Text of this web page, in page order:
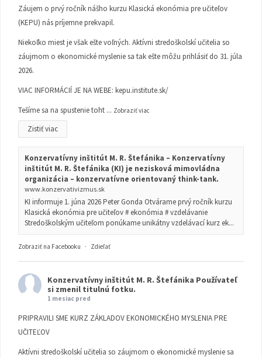
Záujem o prvý ročník nášho kurzu Klasická ekonómia pre učiteľov
(KEPU) nás príjemne prekvapil.
Niekoľko miest je však ešte voľných. Aktívni stredoškolskí učitelia so
záujmom o ekonomické myslenie sa tak ešte môžu prihlásiť do 31. júla
2026.
VIAC INFORMÁCIÍ JE NA WEBE: kepu.institute.sk/
Tešíme sa na spustenie toht ... Zobraziť viac
Zistiť viac
Konzervatívny inštitút M. R. Štefánika – Konzervatívny
inštitút M. R. Štefánika (KI) je nezisková mimovládna
organizácia – konzervatívne orientovaný think-tank.
www.konzervativizmus.sk
KI informuje 1. júna 2026 Peter Gonda Otvárame prvý ročník kurzu
Klasická ekonómia pre učiteľov # ekonómia # vzdelávanie
Stredoškolským učiteľom ponúkame unikátny vzdelávací kurz ek...
Zobraziť na Facebooku · Zdieľať
Konzervatívny inštitút M. R. Štefánika Používateľ
si zmenil titulnú fotku.
1 mesiac pred
PRIPRAVILI SME KURZ ZÁKLADOV EKONOMICKÉHO MYSLENIA PRE
UČITEĽOV
Aktívni stredoškolskí učitelia so záujmom o ekonomické myslenie sa